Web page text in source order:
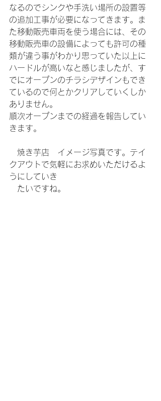
なるのでシンクや手洗い場所の設置等
の追加工事が必要になってきます。ま
た移動販売車両を使う場合には、その
移動販売車の設備によっても許可の種
類が違う事がわかり思っていた以上に
ハードルが高いなと感じましたが、す
でにオープンのチラシデザインもでき
ているので何とかクリアしていくしか
ありません。
順次オープンまでの経過を報告してい
きます。
焼き芋店　イメージ写真です。テイ
クアウトで気軽にお求めいただけるよ
うにしていき
たいですね。